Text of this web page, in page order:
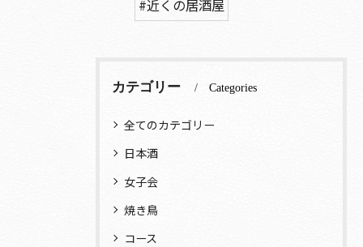
#近くの居酒屋
カテゴリー Categories
全てのカテゴリー
日本酒
女子会
焼き鳥
コース